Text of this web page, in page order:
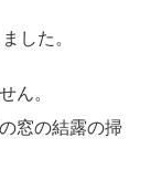
した。
ん。
窓の結露の掃